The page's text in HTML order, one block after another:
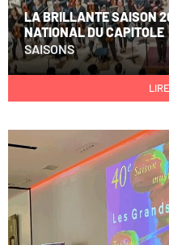
LA BRILLANTE SAISON
NATIONAL DU CAPITOLE
SAISONS